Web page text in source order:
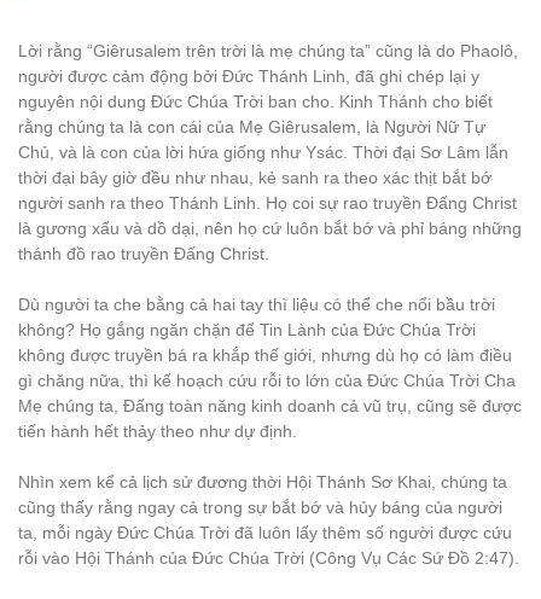
Lời rằng “Giêrusalem trên trời là mẹ chúng ta” cũng là do Phaolô,
người được cảm động bởi Đức Thánh Linh, đã ghi chép lại y
nguyên nội dung Đức Chúa Trời ban cho. Kinh Thánh cho biết
rằng chúng ta là con cái của Mẹ Giêrusalem, là Người Nữ Tự
Chủ, và là con của lời hứa giống như Ysác. Thời đại Sơ Lâm lẫn
thời đại bây giờ đều như nhau, kẻ sanh ra theo xác thịt bắt bớ
người sanh ra theo Thánh Linh. Họ coi sự rao truyền Đấng Christ
là gương xấu và dồ dại, nên họ cứ luôn bắt bớ và phỉ báng những
thánh đồ rao truyền Đấng Christ.
Dù người ta che bằng cả hai tay thì liệu có thể che nổi bầu trời
không? Họ gắng ngăn chặn để Tin Lành của Đức Chúa Trời
không được truyền bá ra khắp thế giới, nhưng dù họ có làm điều
gì chăng nữa, thì kế hoạch cứu rỗi to lớn của Đức Chúa Trời Cha
Mẹ chúng ta, Đấng toàn năng kinh doanh cả vũ trụ, cũng sẽ được
tiến hành hết thảy theo như dự định.
Nhìn xem kể cả lịch sử đương thời Hội Thánh Sơ Khai, chúng ta
cũng thấy rằng ngay cả trong sự bắt bớ và hủy báng của người
ta, mỗi ngày Đức Chúa Trời đã luôn lấy thêm số người được cứu
rỗi vào Hội Thánh của Đức Chúa Trời (Công Vụ Các Sứ Đồ 2:47).